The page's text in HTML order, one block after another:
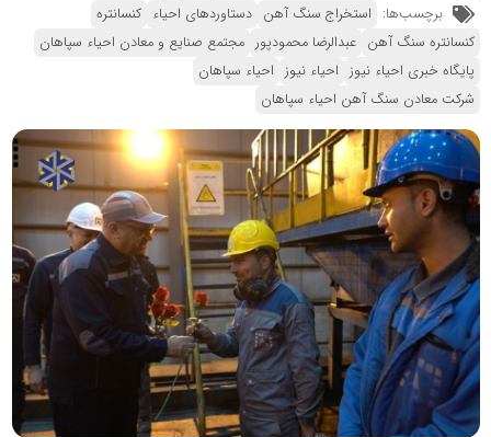
برچسب‌ها: استخراج سنگ آهن دستاوردهای احیاء کنسانتره
کنسانتره سنگ آهن عبدالرضا محمودپور مجتمع صنایع و معادن احیاء سپاهان
پایگاه خبری احیاء نیوز احیاء نیوز احیاء سپاهان
شرکت معادن سنگ آهن احیاء سپاهان